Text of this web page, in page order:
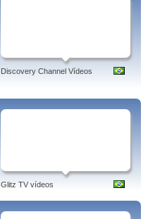
Discovery Channel Vídeos
Glitz TV vídeos